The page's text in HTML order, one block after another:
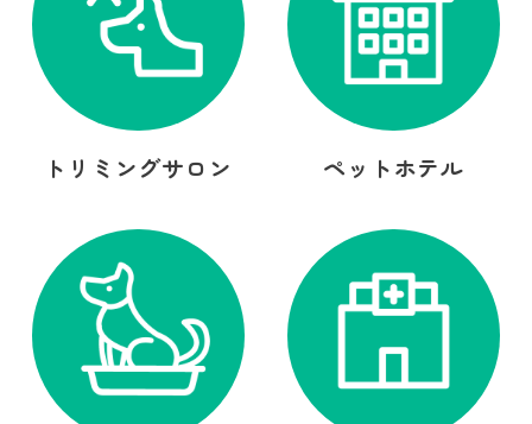
トリミングサロン ペットホテル